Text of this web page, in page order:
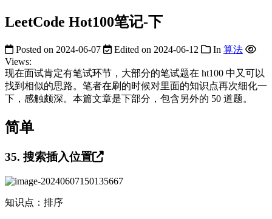
LeetCode Hot100笔记-下
Posted on 2024-06-07 Edited on 2024-06-12 In 算法
Views:
现在面试肯定有笔试环节，大部分的笔试题在 ht100 中又可以
找到相似的思路。笔者在刷的时候对里面的知识点再次细化一
下，感触颇深。本篇文章是下部分，包含另外的 50 道题。
简单
35. 搜索插入位置
知识点：排序